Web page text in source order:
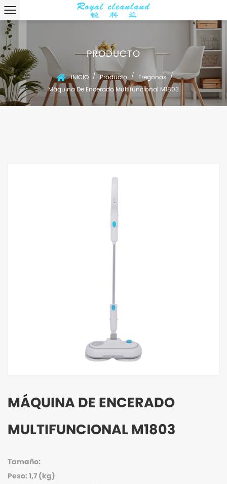
PRODUCTO
INICIO / Producto / Fregonas /
Máquina De Encerado Multifuncional M1803
MÁQUINA DE ENCERADO
MULTIFUNCIONAL M1803
Tamaño:
Peso: 1,7 (kg)